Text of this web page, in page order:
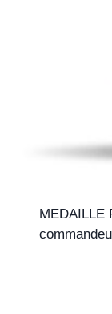
MEDAILLE